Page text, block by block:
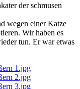
der schmusen
wegen einer Katze
Wir haben es
tun. Er war etwas